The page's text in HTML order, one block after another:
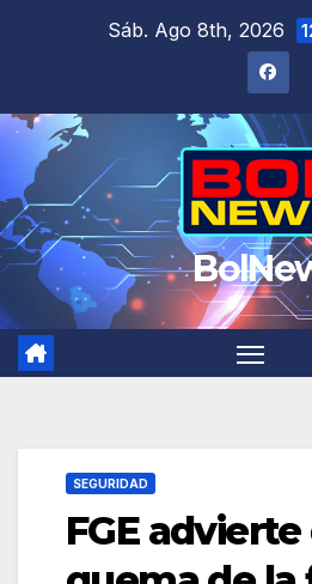
Sáb. Ago 8th, 2026
SEGURIDAD
FGE